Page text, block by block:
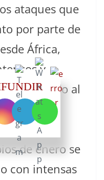
ataques que
por parte de
África,
y
llegando al
se
y por si
de enero se
con intensas